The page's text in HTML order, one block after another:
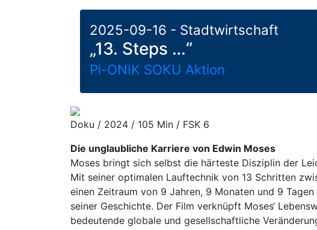
2025-09-16 - Stadtwirtschaft
„13. Steps …“
Pi-ONIK SOKU Aktion
Doku / 2024 / 105 Min / FSK 6
Die unglaubliche Karriere von Edwin Moses
Moses bringt sich selbst die härteste Disziplin der
Mit seiner optimalen Lauftechnik von 13 Schritten
einen Zeitraum von 9 Jahren, 9 Monaten und 9
seiner Geschichte. Der Film verknüpft Moses‘
bedeutende globale und gesellschaftliche